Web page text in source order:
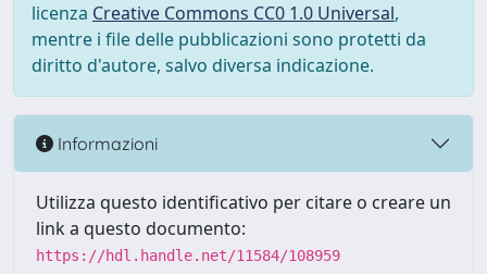
licenza Creative Commons CC0 1.0 Universal,
mentre i file delle pubblicazioni sono protetti da
diritto d'autore, salvo diversa indicazione.
Informazioni
Utilizza questo identificativo per citare o creare un
link a questo documento:
https://hdl.handle.net/11584/108959